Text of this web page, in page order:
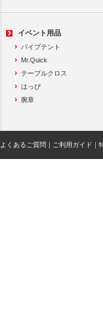
イベント用品
パイプテント
Mr.Quick
テーブルクロス
はっぴ
腕章
よくあるご質問 ご利用ガイド